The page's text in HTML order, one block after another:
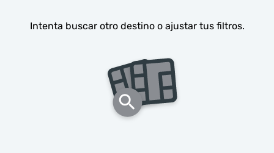
Intenta buscar otro destino o ajustar tus filtros.